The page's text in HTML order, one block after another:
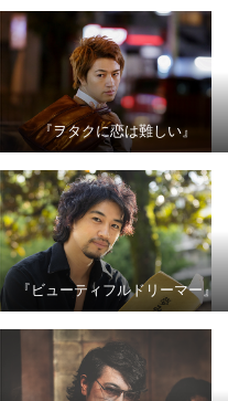
『ヲタクに恋は難しい』
『ビューティフルドリーマー』